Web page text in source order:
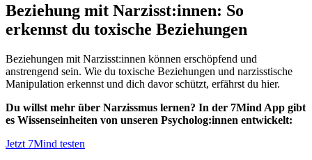
Beziehung mit Narzisst:innen: So
erkennst du toxische Beziehungen
Beziehungen mit Narzisst:innen können erschöpfend und
anstrengend sein. Wie du toxische Beziehungen und narzisstische
Manipulation erkennst und dich davor schützt, erfährst du hier.
Du willst mehr über Narzissmus lernen? In der 7Mind App gibt
es Wissenseinheiten von unseren Psycholog:innen entwickelt:
Jetzt 7Mind testen